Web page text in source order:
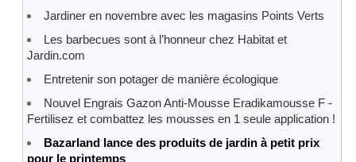
Jardiner en novembre avec les magasins Points Verts
Les barbecues sont à l’honneur chez Habitat et
Jardin.com
Entretenir son potager de manière écologique
Nouvel Engrais Gazon Anti-Mousse Eradikamousse F -
Fertilisez et combattez les mousses en 1 seule application !
Bazarland lance des produits de jardin à petit prix
pour le printemps